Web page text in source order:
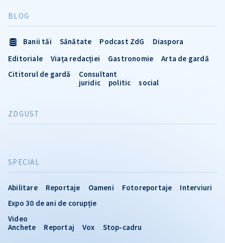
SPECIAL
Abilitare Reportaje Oameni Fotoreportaje
Interviuri
Expo 30 de ani de corupție
Video
Anchete
Reportaj Vox Stop-cadru
BLOG
Banii tăi Sănătate Podcast ZdG
Diaspora
Editoriale
Viața redacției Gastronomie
Arta de gardă
Cititorul de gardă
Consultant
juridic
politic social
ZDGUST